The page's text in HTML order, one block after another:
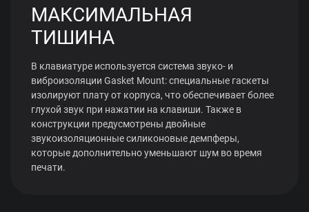
МАКСИМАЛЬНАЯ
ТИШИНА
В клавиатуре используется система звуко- и
виброизоляции Gasket Mount: специальные гаскеты
изолируют плату от корпуса, что обеспечивает более
глухой звук при нажатии на клавиши. Также в
конструкции предусмотрены двойные
звукоизоляционные силиконовые демпферы,
которые дополнительно уменьшают шум во время
печати.